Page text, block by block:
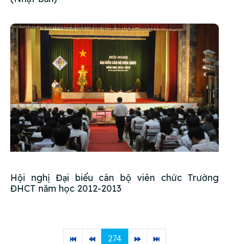
Hội nghị Đại biểu cán bộ viên chức Trường
ĐHCT năm học 2012-2013
274